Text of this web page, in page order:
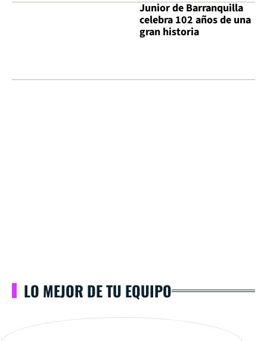
Junior de Barranquilla
celebra 102 años de una
gran historia
LO MEJOR DE TU EQUIPO